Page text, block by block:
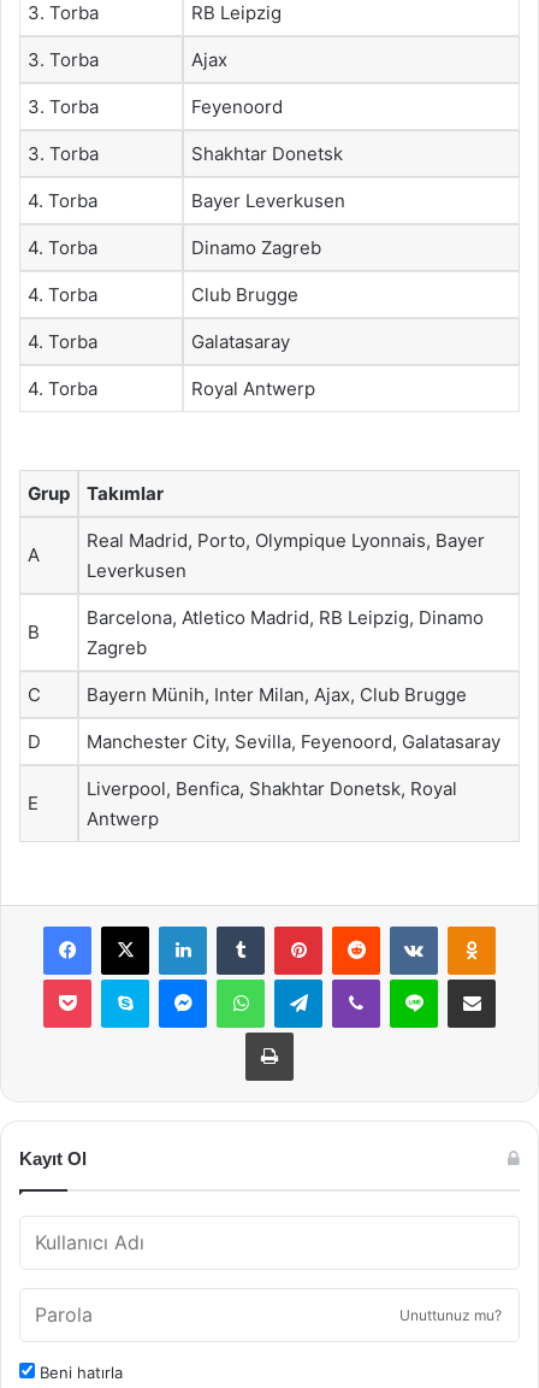
3. Torba RB Leipzig
3. Torba Ajax
3. Torba Feyenoord
3. Torba Shakhtar Donetsk
4. Torba Bayer Leverkusen
4. Torba Dinamo Zagreb
4. Torba Club Brugge
4. Torba Galatasaray
4. Torba Royal Antwerp
Grup Takımlar
A
Real Madrid, Porto, Olympique Lyonnais, Bayer
Leverkusen
B
Barcelona, Atletico Madrid, RB Leipzig, Dinamo
Zagreb
C Bayern Münih, Inter Milan, Ajax, Club Brugge
D Manchester City, Sevilla, Feyenoord, Galatasaray
E
Liverpool, Benfica, Shakhtar Donetsk, Royal
Antwerp
Facebook
X LinkedInTumblr PinterestReddit VKontakte
Pocket Skype MessengerWhatsAppTelegramViber Line E-Posta ile
Yazdır
Kayıt Ol
Unuttunuz mu?
Beni hatırla